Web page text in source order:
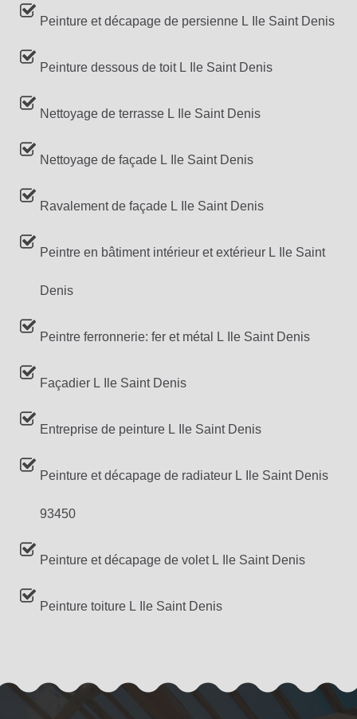
Peinture et décapage de persienne L Ile Saint Denis
Peinture dessous de toit L Ile Saint Denis
Nettoyage de terrasse L Ile Saint Denis
Nettoyage de façade L Ile Saint Denis
Ravalement de façade L Ile Saint Denis
Peintre en bâtiment intérieur et extérieur L Ile Saint
Denis
Peintre ferronnerie: fer et métal L Ile Saint Denis
Façadier L Ile Saint Denis
Entreprise de peinture L Ile Saint Denis
Peinture et décapage de radiateur L Ile Saint Denis
93450
Peinture et décapage de volet L Ile Saint Denis
Peinture toiture L Ile Saint Denis